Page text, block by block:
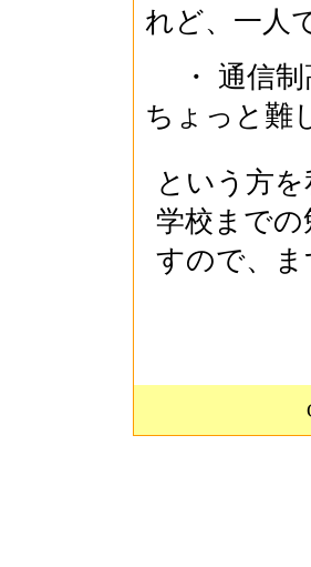
れど、一人
・ 通信制
ちょっと難
という方
学校まで
すので、